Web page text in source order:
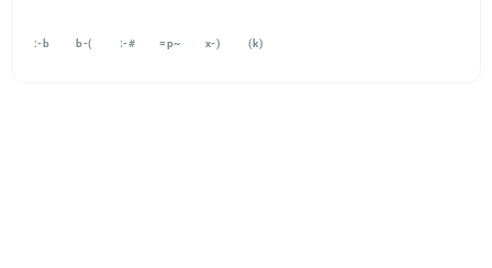
:-b b-( :-# =p~ x-) (k)